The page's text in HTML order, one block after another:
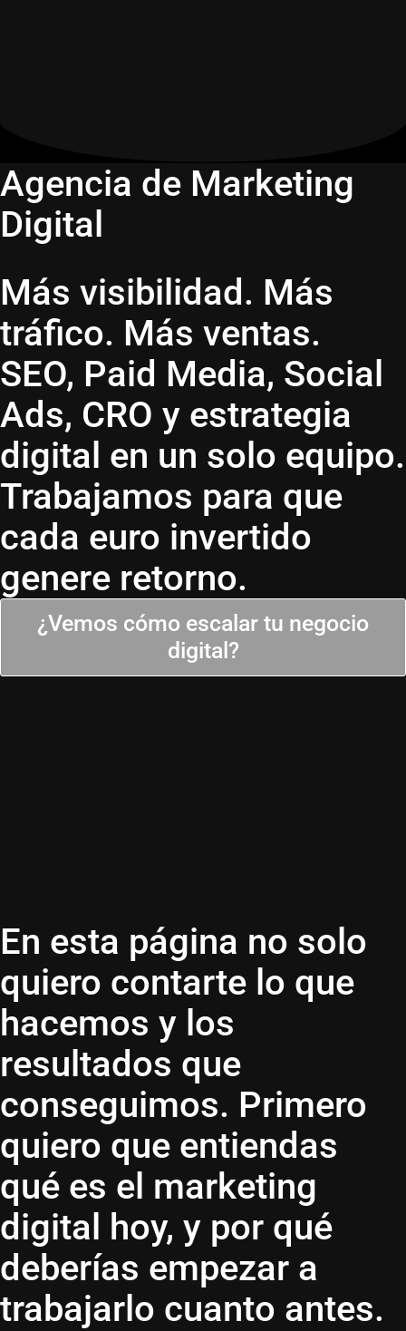
Agencia de Marketing
Digital
Más visibilidad. Más
tráfico. Más ventas.
SEO, Paid Media, Social
Ads, CRO y estrategia
digital en un solo equipo.
Trabajamos para que
cada euro invertido
genere retorno.
¿Vemos cómo escalar tu negocio
digital?
En esta página no solo
quiero contarte lo que
hacemos y los
resultados que
conseguimos. Primero
quiero que entiendas
qué es el marketing
digital hoy, y por qué
deberías empezar a
trabajarlo cuanto antes.